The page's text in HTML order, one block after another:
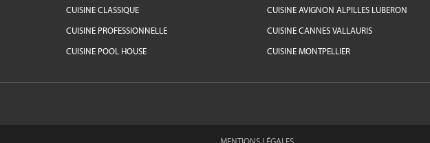
CUISINE CLASSIQUE
CUISINE PROFESSIONNELLE
CUISINE POOL HOUSE
CUISINE AVIGNON ALPILLES LUBERON
CUISINE CANNES VALLAURIS
CUISINE MONTPELLIER